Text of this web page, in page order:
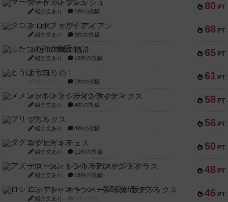
80 PT
マーケットフレッシュ
紹介文あり 1件の投稿
68 PT
クロス・オブ・アイアン
紹介文あり 3件の投稿
65 PT
ふたつの街の物語
紹介文あり 18件の投稿
61 PT
とうほうの！
1件の投稿
58 PT
メメントオンラインタクティクス
紹介文あり 4件の投稿
56 PT
ブリックス
紹介文あり 4件の投稿
50 PT
ダグエイトチェス
紹介文あり 11件の投稿
48 PT
アズール：シントラのステンドグラス
紹介文あり 18件の投稿
46 PT
ロシアン・キャンペーン：第5版デラックス
紹介文あり